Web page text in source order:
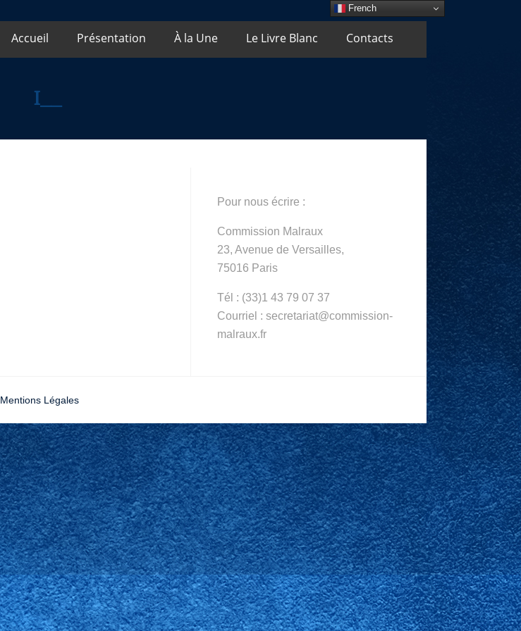
Accueil Présentation À la Une Le Livre Blanc Contacts
1__
Pour nous écrire :
Commission Malraux
23, Avenue de Versailles,
75016 Paris
Tél : (33)1 43 79 07 37
Courriel : secretariat@commission-
malraux.fr
Mentions Légales
French